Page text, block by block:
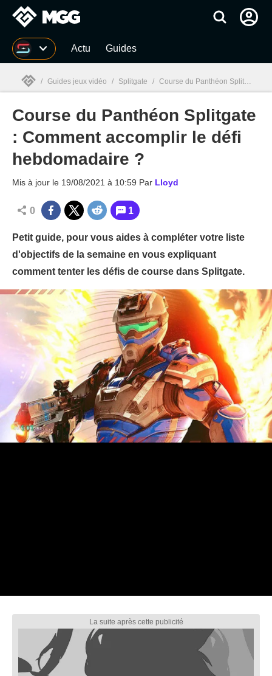
MGG Actu Guides
MGG
/ Guides jeux vidéo / Splitgate / Course du Panthéon Splitgate : Comment accomplir le défi hebdomadaire ?
Course du Panthéon Splitgate
: Comment accomplir le défi
hebdomadaire ?
Mis à jour le 19/08/2021 à 10:59 Par Lloyd
0 1
Petit guide, pour vous aides à compléter votre liste
d'objectifs de la semaine en vous expliquant
comment tenter les défis de course dans Splitgate.